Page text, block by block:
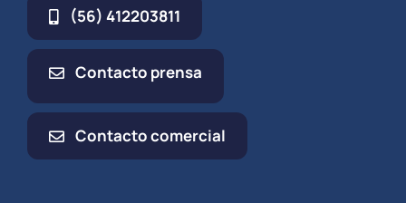
(56) 412203811
Contacto prensa
Contacto comercial